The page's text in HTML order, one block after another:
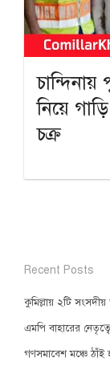
নিয়ে
চক্র
Recent Posts
কুমিল্লায় ২টি
এমপি বাহারের
গণসমাবেশ মঞ্চে ঠাঁই